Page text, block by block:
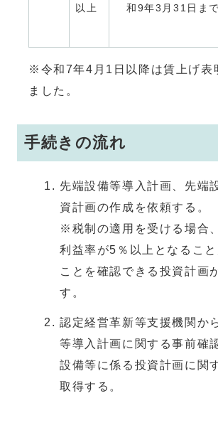
以上
和9年3月31日まで
※令和7年4月1日以降は賃上げ表
ました。
手続きの流れ
先端設備等導入計画、先端
資計画の作成を依頼する。
※税制の適用を受ける場合
利益率が5％以上となるこ
ことを確認できる投資計画
す。
認定経営革新等支援機関か
等導入計画に関する事前確
設備等に係る投資計画に関
取得する。